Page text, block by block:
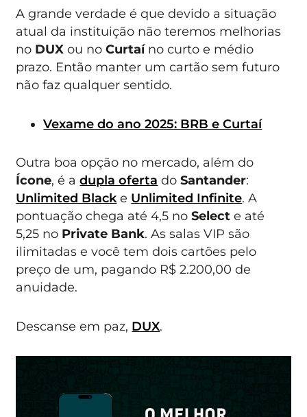
A grande verdade é que devido a situação
atual da instituição não teremos melhorias
no DUXou noCurtaíno curto e médio
prazo. Então manter um cartão sem futuro
não faz qualquer sentido.
Vexame do ano 2025: BRB e Curtaí
Outra boa opção no mercado, além do
Ícone, é adupla oferta doSantander:
Unlimited Black e Unlimited Infinite. A
pontuação chega até 4,5 noSelecte até
5,25 no Private Bank. As salas VIP são
ilimitadas e você tem dois cartões pelo
preço de um, pagando R$ 2.200,00 de
anuidade.
Descanse em paz, DUX.